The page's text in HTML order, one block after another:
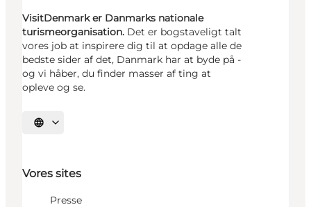
VisitDenmark er Danmarks nationale
turismeorganisation. Det er bogstaveligt talt
vores job at inspirere dig til at opdage alle de
bedste sider af det, Danmark har at byde på -
og vi håber, du finder masser af ting at
opleve og se.
Vælg sprog
Vores sites
Presse